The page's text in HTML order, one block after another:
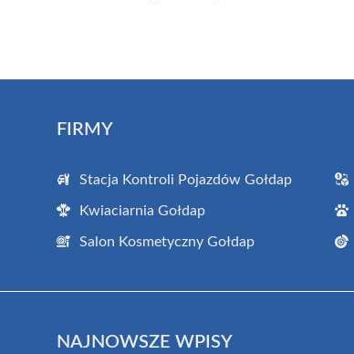
FIRMY
Stacja Kontroli Pojazdów Gołdap
Kwiaciarnia Gołdap
Salon Kosmetyczny Gołdap
NAJNOWSZE WPISY